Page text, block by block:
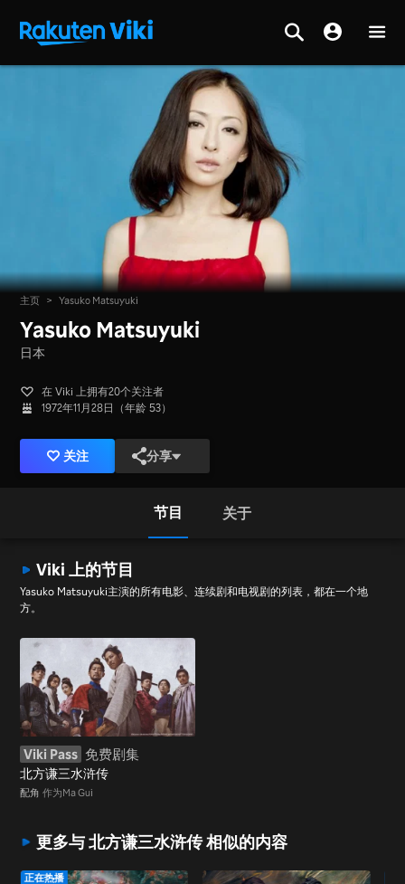
主页 > Yasuko Matsuyuki
Yasuko Matsuyuki
日本
在 Viki 上拥有20个关注者
1972年11月28日（年龄 53）
关注 分享
节目 关于
Viki 上的节目
Yasuko Matsuyuki主演的所有电影、连续剧和电视剧的列表，都在一个地
方。
Viki Pass 免费剧集
北方谦三水浒传
配角 作为Ma Gui
更多与 北方谦三水浒传 相似的内容
正在热播